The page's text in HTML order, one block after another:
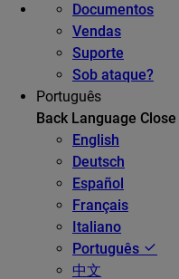
Documentos
Vendas
Suporte
Sob ataque?
Português
Back Language Close
English
Deutsch
Español
Français
Italiano
Português
中文